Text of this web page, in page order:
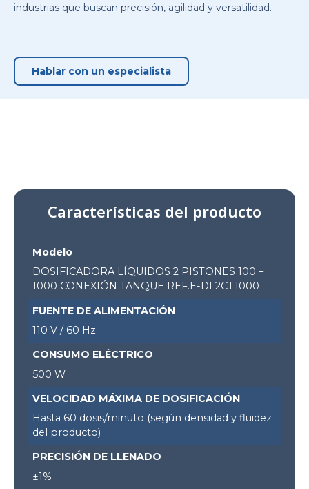
industrias que buscan precisión, agilidad y versatilidad.
Hablar con un especialista
Características del producto
Modelo
DOSIFICADORA LÍQUIDOS 2 PISTONES 100 –
1000 CONEXIÓN TANQUE REF.E-DL2CT1000
FUENTE DE ALIMENTACIÓN
110 V / 60 Hz
CONSUMO ELÉCTRICO
500 W
VELOCIDAD MÁXIMA DE DOSIFICACIÓN
Hasta 60 dosis/minuto (según densidad y fluidez
del producto)
PRECISIÓN DE LLENADO
±1%